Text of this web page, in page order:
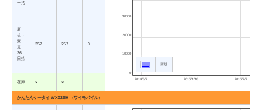
一括
2014/8/7 2015/1/18 2015/7/2
0
10000
20000
30000
新規
新
規・
変
更・
36
回払
257 257 0
在庫 ○ ○
かんたんケータイ WX02SH （ワイモバイル）